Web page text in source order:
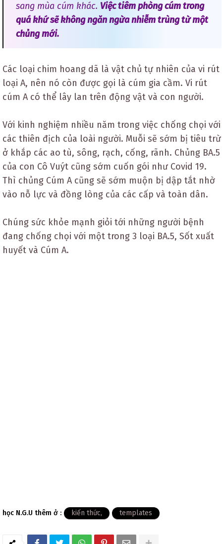
sang mùa cúm khác. Việc tiêm phòng cúm trong
quá khứ sẽ không ngăn ngừa nhiễm trùng từ một
chủng mới.
Các loại chim hoang dã là vật chủ tự nhiên của vi rút
loại A, nên nó còn được gọi là cúm gia cầm. Vi rút
cúm A có thể lây lan trên động vật và con người.
Với kinh nghiệm nhiều năm trong việc chống chọi với
các thiên địch của loài người. Muỗi sẽ sớm bị tiêu trừ
ở khắp các ao tù, sông, rạch, cống, rãnh. Chủng BA.5
của con Cô Vuýt cũng sớm cuốn gói như Covid 19.
Thì chủng Cúm A cũng sẽ sớm muộn bị dập tắt nhờ
vào nỗ lực và đồng lòng của các cấp và toàn dân.
Chúng sức khỏe mạnh giỏi tới những người bệnh
đang chống chọi với một trong 3 loại BA.5, Sốt xuất
huyết và Cúm A.
học N.G.U thêm ở : kiến thức templates